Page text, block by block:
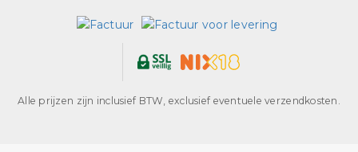
Alle prijzen zijn inclusief BTW, exclusief eventuele verzendkosten.